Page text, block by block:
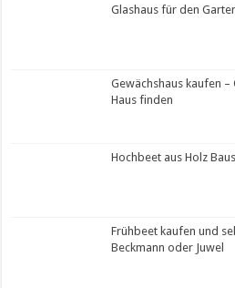
Glashaus für den
Gewächshaus kaufen
Haus finden
Hochbeet aus Holz
Frühbeet kaufen und
Beckmann oder Juwel